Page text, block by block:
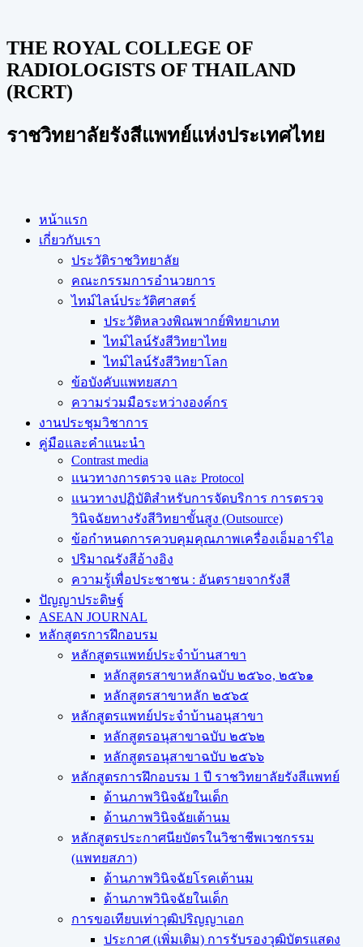
THE ROYAL COLLEGE OF
RADIOLOGISTS OF THAILAND
(RCRT)
ราชวิทยาลัยรังสีแพทย์แห่งประเทศไทย
หน้าแรก
เกี่ยวกับเรา
ประวัติราชวิทยาลัย
คณะกรรมการอำนวยการ
ไทม์ไลน์ประวัติศาสตร์
ประวัติหลวงพิณพากย์พิทยาเภท
ไทม์ไลน์รังสีวิทยาไทย
ไทม์ไลน์รังสีวิทยาโลก
ข้อบังคับแพทยสภา
ความร่วมมือระหว่างองค์กร
งานประชุมวิชาการ
คู่มือและคำแนะนำ
Contrast media
แนวทางการตรวจ และ Protocol
แนวทางปฏิบัติสำหรับการจัดบริการ การตรวจ
วินิจฉัยทางรังสีวิทยาขั้นสูง (Outsource)
ข้อกำหนดการควบคุมคุณภาพเครื่องเอ็มอาร์ไอ
ปริมาณรังสีอ้างอิง
ความรู้เพื่อประชาชน : อันตรายจากรังสี
ปัญญาประดิษฐ์
ASEAN JOURNAL
หลักสูตรการฝึกอบรม
หลักสูตรแพทย์ประจำบ้านสาขา
หลักสูตรสาขาหลักฉบับ ๒๕๖๐, ๒๕๖๑
หลักสูตรสาขาหลัก ๒๕๖๕
หลักสูตรแพทย์ประจำบ้านอนุสาขา
หลักสูตรอนุสาขาฉบับ ๒๕๖๒
หลักสูตรอนุสาขาฉบับ ๒๕๖๖
หลักสูตรการฝึกอบรม 1 ปี ราชวิทยาลัยรังสีแพทย์
ด้านภาพวินิจฉัยในเด็ก
ด้านภาพวินิจฉัยเต้านม
หลักสูตรประกาศนียบัตรในวิชาชีพเวชกรรม
(แพทยสภา)
ด้านภาพวินิจฉัยโรคเต้านม
ด้านภาพวินิจฉัยในเด็ก
การขอเทียบเท่า​วุฒิปริญญา​เอก
ประกาศ (เพิ่มเติม) การรับรองวุฒิบัตรแสดง